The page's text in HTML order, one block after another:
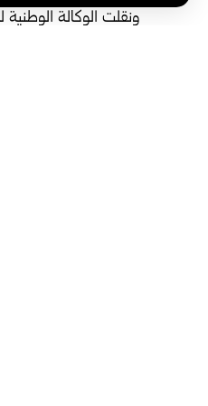
ونقلت الوكالة الوطنية